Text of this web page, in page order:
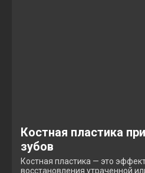
Костная пластика
зубов
Костная пластика — это
восстановления утраченной